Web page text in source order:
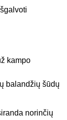
kampo
balandžių šūdų
norinčių